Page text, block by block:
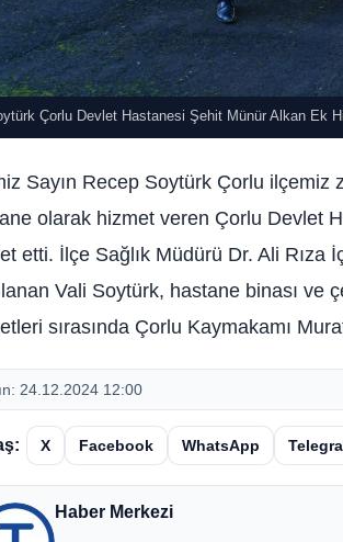
Çorlu Devlet Hastanesi Şehit Münür Alkan Ek
Sayın Recep Soytürk Çorlu ilçemiz
olarak hizmet veren Çorlu Devlet
etti. İlçe Sağlık Müdürü Dr. Ali Rıza
Vali Soytürk, hastane binası ve
sırasında Çorlu Kaymakamı
24.12.2024 12:00
X Facebook WhatsApp
Haber Merkezi